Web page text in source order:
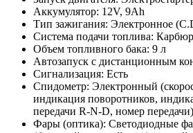
Аккумулятор: 12V, 9Ah
Тип зажигания: Электронное
Система подачи топлива:
Объем топливного бака: 9 л
Автозапуск с дистанционным
Сигнализация: Есть
Спидометр: Электронный
индикация поворотников,
передачи R-N-D, номер передачи)
Фары (оптика): Светодиодные